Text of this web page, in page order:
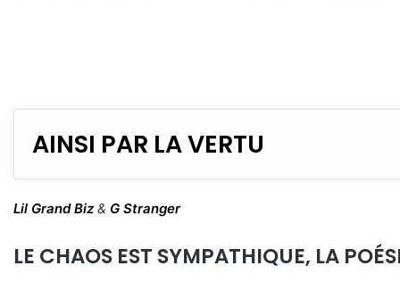
AINSI PAR LA VERTU
Lil Grand Biz & G Stranger
LE CHAOS EST SYMPATHIQUE, LA